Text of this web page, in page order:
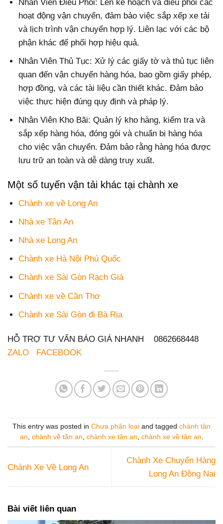
Nhân Viên Điều Phối: Lên kế hoạch và điều phối các
hoạt động vận chuyển, đảm bảo việc sắp xếp xe tải
và lịch trình vận chuyển hợp lý. Liên lạc với các bộ
phận khác để phối hợp hiệu quả.
Nhân Viên Thủ Tục: Xử lý các giấy tờ và thủ tục liên
quan đến vận chuyển hàng hóa, bao gồm giấy phép,
hợp đồng, và các tài liệu cần thiết khác. Đảm bảo
việc thực hiện đúng quy định và pháp lý.
Nhân Viên Kho Bãi: Quản lý kho hàng, kiểm tra và
sắp xếp hàng hóa, đóng gói và chuẩn bị hàng hóa
cho việc vận chuyển. Đảm bảo rằng hàng hóa được
lưu trữ an toàn và dễ dàng truy xuất.
Một số tuyến vận tải khác tại chành xe
Chành xe về Long An
Nhà xe Tân An
Nhà xe Long An
Chành xe Hà Nội Phú Quốc
Chành xe Sài Gòn Rạch Giá
Chành xe về Cần Thơ
Chành xe Sài Gòn đi Bà Rịa
HỖ TRỢ TƯ VẤN BÁO GIÁ NHANH 0862668448
ZALO
FACEBOOK
This entry was posted in Chưa phân loại and tagged chành tân
an, chành về tân an, chành xe tân an, chành xe về tân an.
Chành Xe Về Long An
Chành Xe Chuyển Hàng
Long An Đồng Nai
Bài viết liên quan